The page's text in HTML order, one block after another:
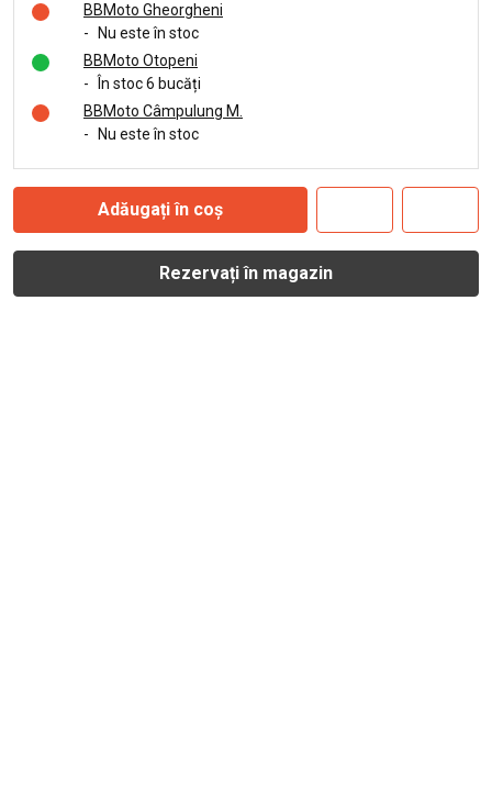
BBMoto Gheorgheni
-
Nu este în stoc
BBMoto Otopeni
-
În stoc 6 bucăți
BBMoto Câmpulung M.
-
Nu este în stoc
Adăugați în coș
Rezervați în magazin